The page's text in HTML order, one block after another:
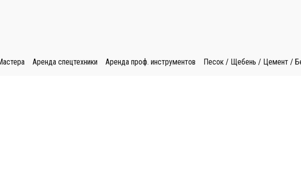
Аренда спецтехники Аренда проф. инструментов Песок / Щебень / Цемент /